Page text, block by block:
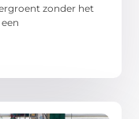
zonder het